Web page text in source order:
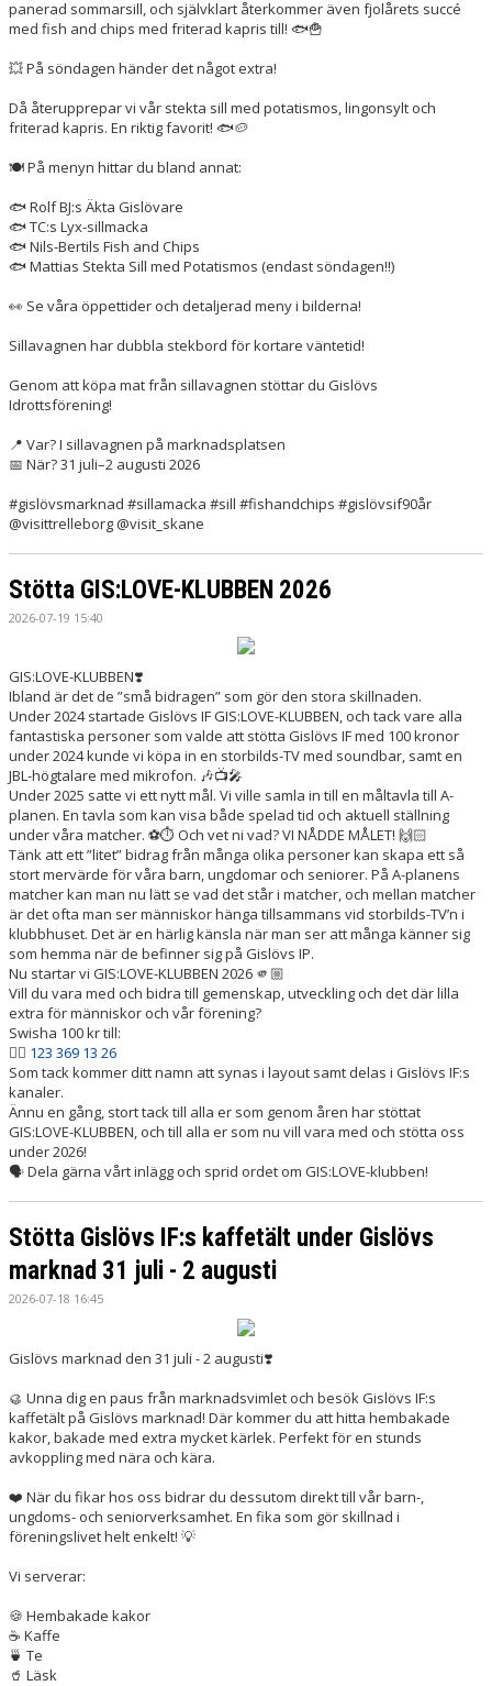
panerad sommarsill, och självklart återkommer även fjolårets succé
med fish and chips med friterad kapris till! 🐟🍟
💥 På söndagen händer det något extra!
Då återupprepar vi vår stekta sill med potatismos, lingonsylt och
friterad kapris. En riktig favorit! 🐟🥔
🍽️ På menyn hittar du bland annat:
🐟 Rolf BJ:s Äkta Gislövare
🐟 TC:s Lyx-sillmacka
🐟 Nils-Bertils Fish and Chips
🐟 Mattias Stekta Sill med Potatismos (endast söndagen‼️)
👀 Se våra öppettider och detaljerad meny i bilderna!
Sillavagnen har dubbla stekbord för kortare väntetid!
Genom att köpa mat från sillavagnen stöttar du Gislövs
Idrottsförening!
📍 Var? I sillavagnen på marknadsplatsen
📅 När? 31 juli–2 augusti 2026
#gislövsmarknad #sillamacka #sill #fishandchips #gislövsif90år
@visittrelleborg @visit_skane
Stötta GIS:LOVE-KLUBBEN 2026
2026-07-19 15:40
GIS:LOVE-KLUBBEN❣️
Ibland är det de ”små bidragen” som gör den stora skillnaden.
Under 2024 startade Gislövs IF GIS:LOVE-KLUBBEN, och tack vare alla
fantastiska personer som valde att stötta Gislövs IF med 100 kronor
under 2024 kunde vi köpa in en storbilds-TV med soundbar, samt en
JBL-högtalare med mikrofon. 🎶📺🎤
Under 2025 satte vi ett nytt mål. Vi ville samla in till en måltavla till A-
planen. En tavla som kan visa både spelad tid och aktuell ställning
under våra matcher. ⚽️⏱️ Och vet ni vad? VI NÅDDE MÅLET! 🙌🏻
Tänk att ett ”litet” bidrag från många olika personer kan skapa ett så
stort mervärde för våra barn, ungdomar och seniorer. På A-planens
matcher kan man nu lätt se vad det står i matcher, och mellan matcher
är det ofta man ser människor hänga tillsammans vid storbilds-TV’n i
klubbhuset. Det är en härlig känsla när man ser att många känner sig
som hemma när de befinner sig på Gislövs IP.
Nu startar vi GIS:LOVE-KLUBBEN 2026 🫵🏼
Vill du vara med och bidra till gemenskap, utveckling och det där lilla
extra för människor och vår förening?
Swisha 100 kr till:
👉🏻 123 369 13 26
Som tack kommer ditt namn att synas i layout samt delas i Gislövs IF:s
kanaler.
Ännu en gång, stort tack till alla er som genom åren har stöttat
GIS:LOVE-KLUBBEN, och till alla er som nu vill vara med och stötta oss
under 2026!
🗣️ Dela gärna vårt inlägg och sprid ordet om GIS:LOVE-klubben!
Stötta Gislövs IF:s kaffetält under Gislövs
marknad 31 juli - 2 augusti
2026-07-18 16:45
Gislövs marknad den 31 juli - 2 augusti❣️
🥮 Unna dig en paus från marknadsvimlet och besök Gislövs IF:s
kaffetält på Gislövs marknad! Där kommer du att hitta hembakade
kakor, bakade med extra mycket kärlek. Perfekt för en stunds
avkoppling med nära och kära.
❤️ När du fikar hos oss bidrar du dessutom direkt till vår barn-,
ungdoms- och seniorverksamhet. En fika som gör skillnad i
föreningslivet helt enkelt! 💡
Vi serverar:
🍪 Hembakade kakor
☕️ Kaffe
🍵 Te
🥤 Läsk